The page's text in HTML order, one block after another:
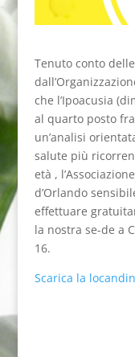
Tenuto conto
che l’Ipoacusia
al quarto posto
un’analisi
salute più
età ,
d’Orlando
effettuare
la nostra se-de a
16.
Scarica la